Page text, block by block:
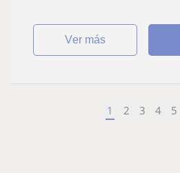
ver más
1 2 3 4 5